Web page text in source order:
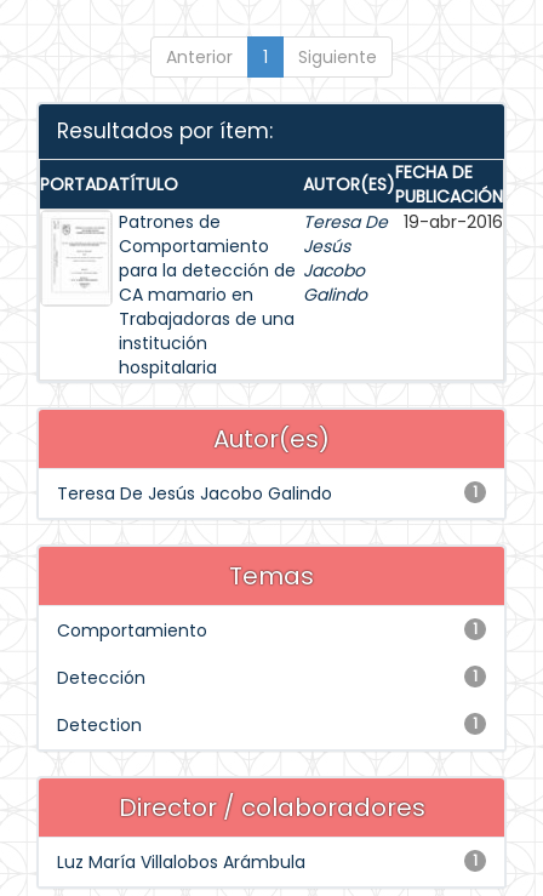
Anterior 1 Siguiente
Resultados por ítem:
PORTADATÍTULO AUTOR(ES)FECHA DE
PUBLICACIÓN
Patrones de
Comportamiento
para la detección de
CA mamario en
Trabajadoras de una
institución
hospitalaria
Teresa De
Jesús
Jacobo
Galindo
19-abr-2016
Autor(es)
1
Teresa De Jesús Jacobo Galindo
Temas
1
Comportamiento
1
Detección
1
Detection
Director / colaboradores
1
Luz María Villalobos Arámbula